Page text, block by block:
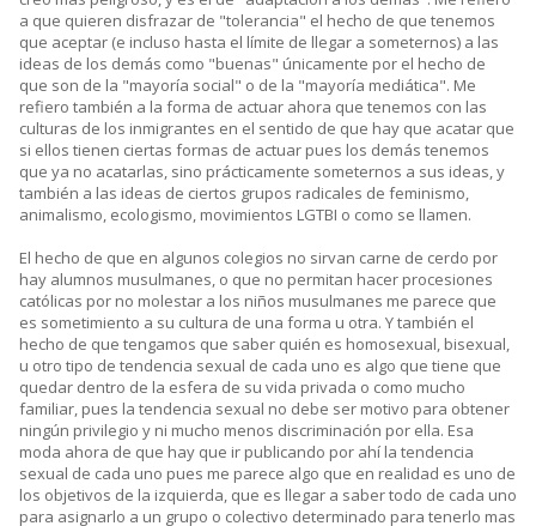
a que quieren disfrazar de "tolerancia" el hecho de que tenemos
que aceptar (e incluso hasta el límite de llegar a someternos) a las
ideas de los demás como "buenas" únicamente por el hecho de
que son de la "mayoría social" o de la "mayoría mediática". Me
refiero también a la forma de actuar ahora que tenemos con las
culturas de los inmigrantes en el sentido de que hay que acatar que
si ellos tienen ciertas formas de actuar pues los demás tenemos
que ya no acatarlas, sino prácticamente someternos a sus ideas, y
también a las ideas de ciertos grupos radicales de feminismo,
animalismo, ecologismo, movimientos LGTBI o como se llamen.
El hecho de que en algunos colegios no sirvan carne de cerdo por
hay alumnos musulmanes, o que no permitan hacer procesiones
católicas por no molestar a los niños musulmanes me parece que
es sometimiento a su cultura de una forma u otra. Y también el
hecho de que tengamos que saber quién es homosexual, bisexual,
u otro tipo de tendencia sexual de cada uno es algo que tiene que
quedar dentro de la esfera de su vida privada o como mucho
familiar, pues la tendencia sexual no debe ser motivo para obtener
ningún privilegio y ni mucho menos discriminación por ella. Esa
moda ahora de que hay que ir publicando por ahí la tendencia
sexual de cada uno pues me parece algo que en realidad es uno de
los objetivos de la izquierda, que es llegar a saber todo de cada uno
para asignarlo a un grupo o colectivo determinado para tenerlo mas